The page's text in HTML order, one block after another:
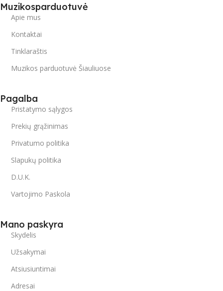
Muzikosparduotuvė
Apie mus
Kontaktai
Tinklaraštis
Muzikos parduotuvė Šiauliuose
Pagalba
Pristatymo sąlygos
Prekių grąžinimas
Privatumo politika
Slapukų politika
D.U.K.
Vartojimo Paskola
Mano paskyra
Skydelis
Užsakymai
Atsiusiuntimai
Adresai